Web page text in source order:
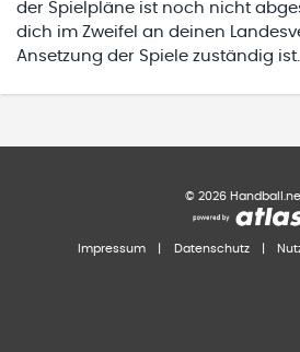
der Spielpläne ist noch nicht
dich im Zweifel an deinen
Ansetzung der Spiele zuständig ist.
© 2026
Impressum Datenschutz